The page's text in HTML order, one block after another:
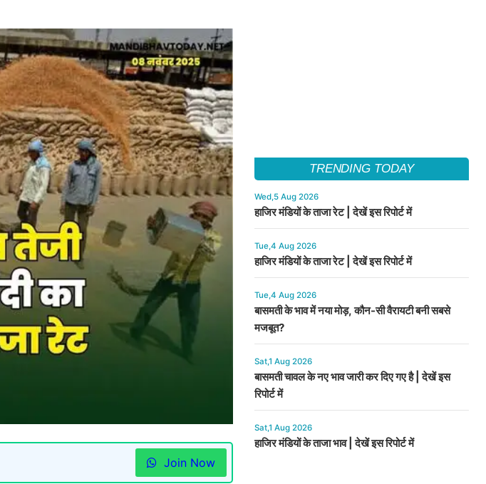
Join Now
TRENDING TODAY
Wed,5 Aug 2026
हाजिर मंडियों के ताजा रेट | देखें इस रिपोर्ट में
Tue,4 Aug 2026
हाजिर मंडियों के ताजा रेट | देखें इस रिपोर्ट में
Tue,4 Aug 2026
बासमती के भाव में नया मोड़, कौन-सी वैरायटी बनी सबसे
मजबूत?
Sat,1 Aug 2026
बासमती चावल के नए भाव जारी कर दिए गए है | देखें इस
रिपोर्ट में
Sat,1 Aug 2026
हाजिर मंडियों के ताजा भाव | देखें इस रिपोर्ट में